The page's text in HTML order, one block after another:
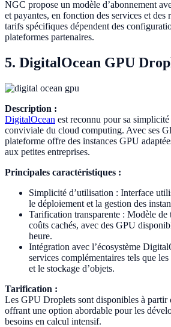
NGC propose un modèle d’abonnement
et payantes, en fonction des services et des
tarifs spécifiques dépendent des
plateformes partenaires.
5. DigitalOcean GPU
Description :
DigitalOcean est reconnu pour sa
conviviale du cloud computing. Avec ses
plateforme offre des instances GPU
aux petites entreprises.
Principales caractéristiques :
Simplicité d’utilisation : Interface
le déploiement et la gestion des
Tarification transparente : Modèle
coûts cachés, avec des GPU
heure.
Intégration avec l’écosystème
services complémentaires tels que les
et le stockage d’objets.
Tarification :
Les GPU Droplets sont disponibles à partir
offrant une option abordable pour les
besoins en calcul intensif.